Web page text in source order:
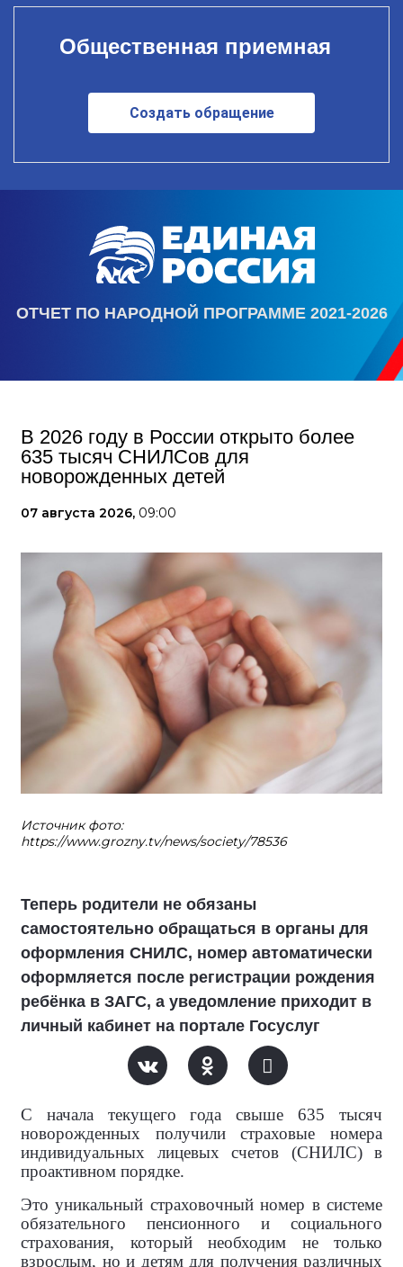
Общественная приемная
Создать обращение
ОТЧЕТ ПО НАРОДНОЙ ПРОГРАММЕ 2021-2026
В 2026 году в России открыто более
635 тысяч СНИЛСов для
новорожденных детей
07 августа 2026, 09:00
Источник фото:
https://www.grozny.tv/news/society/78536
Теперь родители не обязаны
самостоятельно обращаться в органы для
оформления СНИЛС, номер автоматически
оформляется после регистрации рождения
ребёнка в ЗАГС, а уведомление приходит в
личный кабинет на портале Госуслуг
С начала текущего года свыше 635 тысяч
новорожденных получили страховые номера
индивидуальных лицевых счетов (СНИЛС) в
проактивном порядке.
Это уникальный страховочный номер в системе
обязательного пенсионного и социального
страхования, который необходим не только
взрослым, но и детям для получения различных